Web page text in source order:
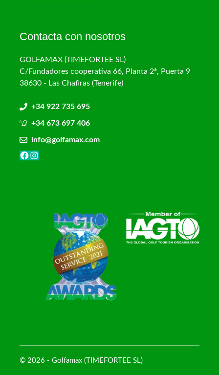
Contacta con nosotros
GOLFAMAX (TIMEFORTEE SL)
C/Fundadores cooperativa 66, Planta 2ª, Puerta 9
38630 - Las Chafiras (Tenerife)
+34 922 735 695
+34 673 697 406
info@golfamax.com
Facebook
Instagram
© 2026 - Golfamax (TIMEFORTEE SL)